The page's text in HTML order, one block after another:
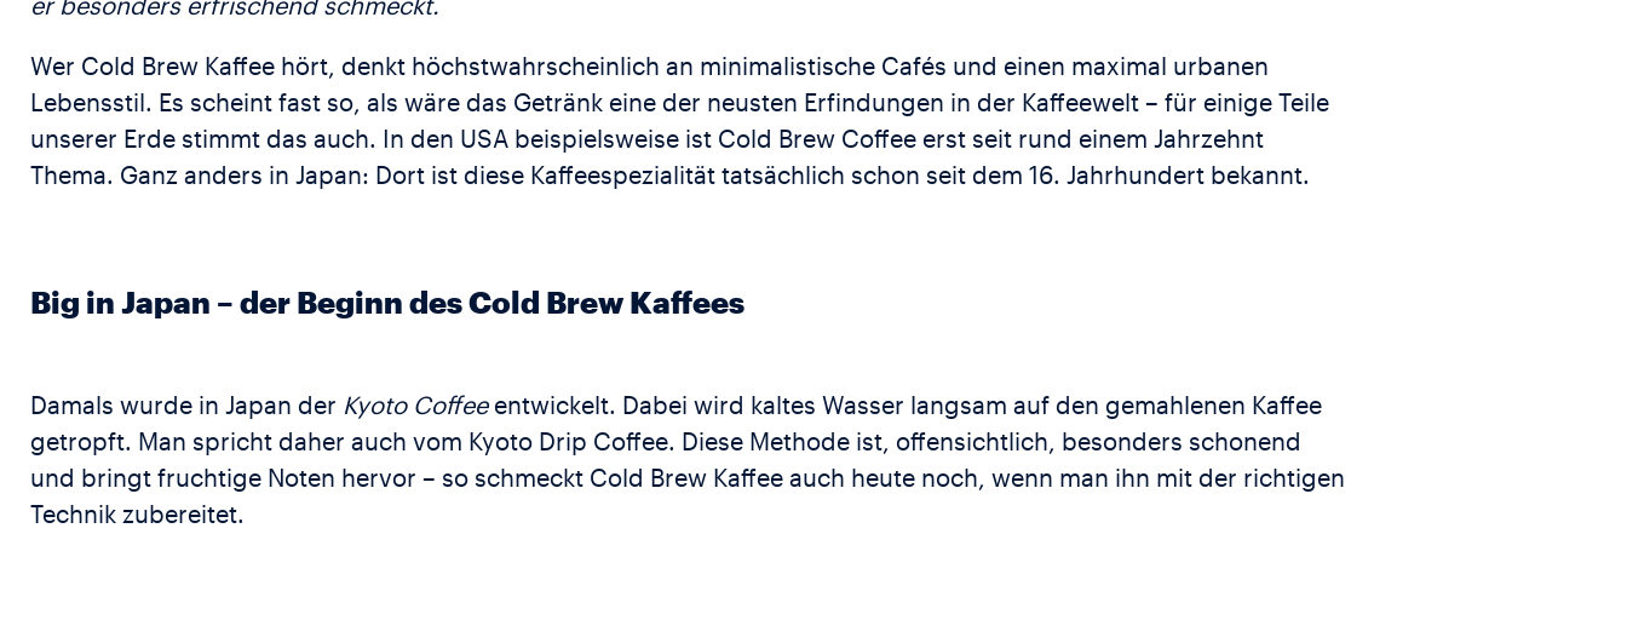
Wer Cold Brew Kaffee hört, denkt höchstwahrscheinlich an minimalistische Cafés und einen maximal urbanen
Lebensstil. Es scheint fast so, als wäre das Getränk eine der neusten Erfindungen in der Kaffeewelt – für einige Teile
unserer Erde stimmt das auch. In den USA beispielsweise ist Cold Brew Coffee erst seit rund einem Jahrzehnt
Thema. Ganz anders in Japan: Dort ist diese Kaffeespezialität tatsächlich schon seit dem 16. Jahrhundert bekannt.
Big in Japan – der Beginn des Cold Brew Kaffees
Damals wurde in Japan der Kyoto Coffeeentwickelt. Dabei wird kaltes Wasser langsam auf den gemahlenen Kaffee
getropft. Man spricht daher auch vom Kyoto Drip Coffee. Diese Methode ist, offensichtlich, besonders schonend
und bringt fruchtige Noten hervor – so schmeckt Cold Brew Kaffee auch heute noch, wenn man ihn mit der richtigen
Technik zubereitet.